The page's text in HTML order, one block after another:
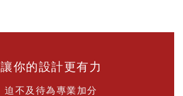
讓你的設計更有力
迫不及待為專業加分